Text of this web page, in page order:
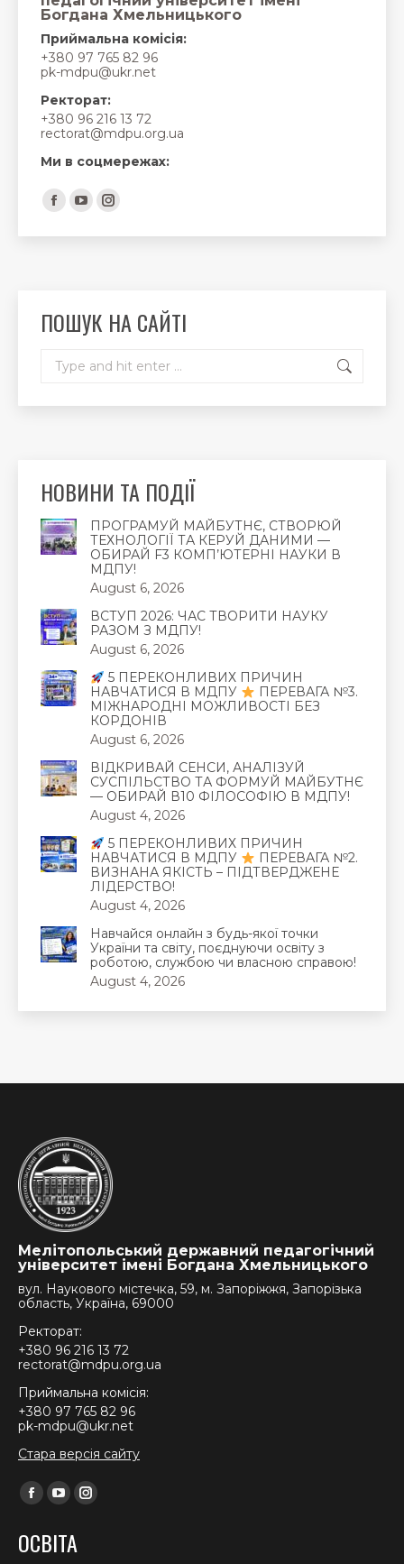
Богдана Хмельницького
Приймальна комісія:
+380 97 765 82 96
pk-mdpu@ukr.net
Ректорат:
+380 96 216 13 72
rectorat@mdpu.org.ua
Ми в соцмережах:
Find us on:
Facebook
page
window
YouTube
page
window
Instagram
page
window
ПОШУК НА САЙТІ
НОВИНИ ТА ПОДІЇ
ПРОГРАМУЙ МАЙБУТНЄ, СТВОРЮЙ
ТЕХНОЛОГІЇ ТА КЕРУЙ ДАНИМИ —
ОБИРАЙ F3 КОМП’ЮТЕРНІ НАУКИ В
МДПУ!
August 6, 2026
ВСТУП 2026: ЧАС ТВОРИТИ НАУКУ
РАЗОМ З МДПУ!
August 6, 2026
5 ПЕРЕКОНЛИВИХ ПРИЧИН
НАВЧАТИСЯ В МДПУ
ПЕРЕВАГА №3.
МІЖНАРОДНІ МОЖЛИВОСТІ БЕЗ
КОРДОНІВ
August 6, 2026
ВІДКРИВАЙ СЕНСИ, АНАЛІЗУЙ
СУСПІЛЬСТВО ТА ФОРМУЙ МАЙБУТНЄ
— ОБИРАЙ В10 ФІЛОСОФІЮ В МДПУ!
August 4, 2026
5 ПЕРЕКОНЛИВИХ ПРИЧИН
НАВЧАТИСЯ В МДПУ
ПЕРЕВАГА №2.
ВИЗНАНА ЯКІСТЬ – ПІДТВЕРДЖЕНЕ
ЛІДЕРСТВО!
August 4, 2026
Навчайся онлайн з будь-якої точки
України та світу, поєднуючи освіту з
роботою, службою чи власною справою!
August 4, 2026
Мелітопольський державний педагогічний
університет імені Богдана Хмельницького
вул. Наукового містечка, 59, м. Запоріжжя, Запорізька
область, Україна, 69000
Ректорат:
+380 96 216 13 72
rectorat@mdpu.org.ua
Приймальна комісія:
+380 97 765 82 96
pk-mdpu@ukr.net
Стара версія сайту
Find us on:
Facebook
opens
YouTube
opens
Instagram
ОСВІТА